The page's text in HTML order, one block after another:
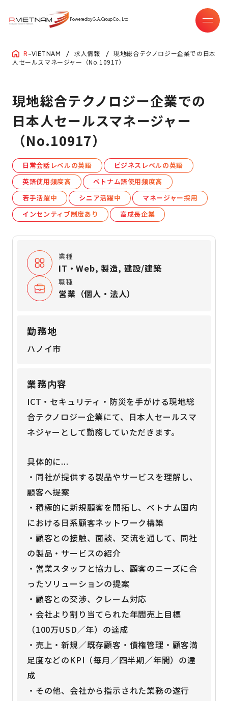
Powered by G.A.Group Co.,Ltd.
R -VIETNAM 求人情報
現地総合テクノロジー企業での日本
人セールスマネージャー（No.10917）
現地総合テクノロジー企業での
日本人セールスマネージャー
（No.10917）
日常会話レベルの英語
ビジネスレベルの英語
英語使用頻度高
ベトナム語使用頻度高
若手活躍中
シニア活躍中
マネージャー採用
インセンティブ制度あり
高成長企業
業種
IT・Web, 製造, 建設/建築
職種
営業（個人・法人）
勤務地
ハノイ市
業務内容
ICT・セキュリティ・防災を手がける現地総
合テクノロジー企業にて、日本人セールスマ
ネジャーとして勤務していただきます。
具体的に...
・同社が提供する製品やサービスを理解し、
顧客へ提案
・積極的に新規顧客を開拓し、ベトナム国内
における日系顧客ネットワーク構築
・顧客との接触、面談、交流を通して、同社
の製品・サービスの紹介
・営業スタッフと協力し、顧客のニーズに合
ったソリューションの提案
・顧客との交渉、クレーム対応
・会社より割り当てられた年間売上目標
（100万USD／年）の達成
・売上・新規／既存顧客・債権管理・顧客満
足度などのKPI（毎月／四半期／年間）の達
成
・その他、会社から指示された業務の遂行